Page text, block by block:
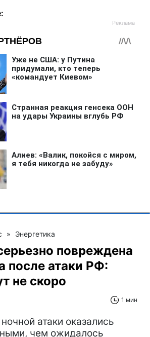
» Энергетика
повреждена
после атаки РФ:
не скоро
1 мин
атаки оказались
чем ожидалось